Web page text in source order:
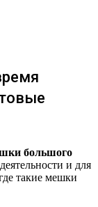
большого
и для
такие мешки